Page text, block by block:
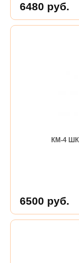
6480 руб.
КМ-4
6500 руб.